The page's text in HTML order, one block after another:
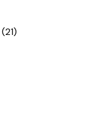
(21)